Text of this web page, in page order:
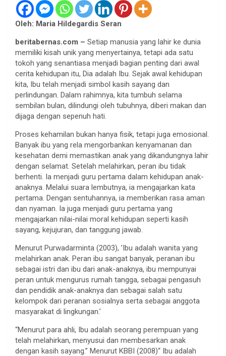
Oleh: Maria Hildegardis Seran
beritabernas.com – Setiap manusia yang lahir ke dunia
memiliki kisah unik yang menyertainya, tetapi ada satu
tokoh yang senantiasa menjadi bagian penting dari awal
cerita kehidupan itu, Dia adalah Ibu. Sejak awal kehidupan
kita, Ibu telah menjadi simbol kasih sayang dan
perlindungan. Dalam rahimnya, kita tumbuh selama
sembilan bulan, dilindungi oleh tubuhnya, diberi makan dan
dijaga dengan sepenuh hati.
Proses kehamilan bukan hanya fisik, tetapi juga emosional.
Banyak ibu yang rela mengorbankan kenyamanan dan
kesehatan demi memastikan anak yang dikandungnya lahir
dengan selamat. Setelah melahirkan, peran ibu tidak
berhenti. Ia menjadi guru pertama dalam kehidupan anak-
anaknya. Melalui suara lembutnya, ia mengajarkan kata
pertama. Dengan sentuhannya, ia memberikan rasa aman
dan nyaman. Ia juga menjadi guru pertama yang
mengajarkan nilai-nilai moral kehidupan seperti kasih
sayang, kejujuran, dan tanggung jawab.
Menurut Purwadarminta (2003), ’Ibu adalah wanita yang
melahirkan anak. Peran ibu sangat banyak, peranan ibu
sebagai istri dan ibu dari anak-anaknya, ibu mempunyai
peran untuk mengurus rumah tangga, sebagai pengasuh
dan pendidik anak-anaknya dan sebagai salah satu
kelompok dari peranan sosialnya serta sebagai anggota
masyarakat di lingkungan.’
“Menurut para ahli, Ibu adalah seorang perempuan yang
telah melahirkan, menyusui dan membesarkan anak
dengan kasih sayang.” Menurut KBBI (2008)“ Ibu adalah